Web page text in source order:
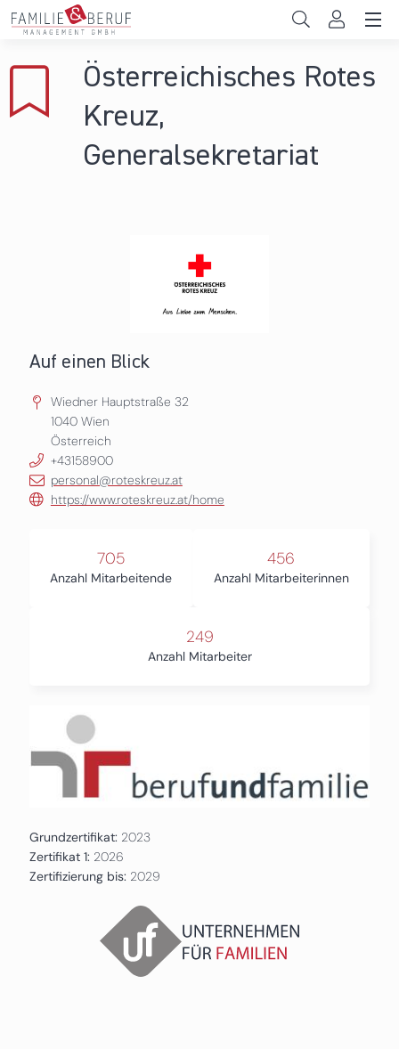
Direkt zum Inhalt
Unternehmen
Gemeinden
Hochschulen
Österreichisches Rotes
Kreuz,
Generalsekretariat
Auf einen Blick
Wiedner Hauptstraße 32
1040 Wien
Österreich
+43158900
personal@roteskreuz.at
https://www.roteskreuz.at/home
705
Anzahl Mitarbeitende
456
Anzahl Mitarbeiterinnen
249
Anzahl Mitarbeiter
Grundzertifikat: 2023
Zertifikat 1: 2026
Zertifizierung bis: 2029